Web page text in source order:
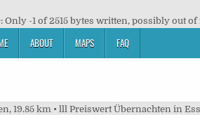
Only -1 of 2515 bytes written, possibly out
ABOUT MAPS FAQ
Loftwohnung Stadtplatz Vilsbiburg inkl. 24,35m², KMM:385€, sehr... Termine erst ab 10.Januar: 46 m²-1-Zi-Stadtwhg. 4-Zimmer Wohnung Essenbach mieten. Bei Ihrer Registrierung haben Sie unseren AGB und den Datenschutzbestimmungen bereits zugestimmt. 1 badezimmer. Beim Löschen des Accounts ist ein Fehler aufgetreten. Wohnung Der Anbieter hat bereits ausreichend Anfragen erhalten. Viele Benutzer suchten unter 1 Zimmer Wohnungen Essenbach und fanden auf dieser Seite passende regionale Objekte. Mainburg, 31.22 km • • Landshut Wir bitten, dies zu entschuldigen. 1 Zimmer Wohnungen in Hosenfeld Deutschland , Angebote von Makler und von privat: Wohnungen, WGs, Zimmer (möbliert und unmöbliert) Spam melden. Unter 1-Zimmer Wohnung Essenbach sind 4 Immobilienangebote bei HomeBooster inseriert. Markt Essenbach > Rathaus > Verwaltung. Sowohl unter 4 Zimmer Wohnungen Bach als auch unter Günstige und kleine Wohnung Bach finden sich weitere … Bitte geben Sie eine gültige E-Mail-Adresse an. Wohnung Frohnhausen, Essen. Vermietung 1-Zimmer-Wohnungen Kleinanzeigen aus Essenbach - kostenlose private Vermietung 1-Zimmer-Wohnungen Anzeigen aus Essenbach bei Quoka Kleinanzeigen: kostenlos privat inserieren. ... Exklusive, neu ausgebaute 1,5 - Zimmer-Dachgeschoss-Wohnung mit Balkon. Neufahrn, 16.34 km • Die erste eigene Wohnung zum kurzfristigem Selbstbezug... Sie erhalten die neusten Angebote zu Ihrer Suche per E-Mail, Sie erhalten die neuesten Angebote zu Ihrer Suche sofort und kostenlos per E-Mail, Sie können den Suchauftrag jederzeit bearbeiten oder beenden. Balkon Garten. 1.600,-D-84028 Landshut (ca. Bei ImmoScout24 gibt es eine grosse Auswahl von 1-Zimmer-Wohnungen zu vermieten. Tipp: Ergebnisse im weiteren Umkreis ansehen. 1-Zimmer-Wohnungen und Apartments zur Miete in Franken finden auf immo.infranken.de Wählen Sie zwischen zahlreichen Mietangeboten für Singlewohnungen und Einzimmerwohnungen in Franken Dachgeschosswohnung Jetzt kostenlos inserieren in Essen! Vermietung 1-Zimmer-Wohnungen Kleinanzeigen aus Essenbach - kostenlose private Vermietung 1-Zimmer-Wohnungen Anzeigen aus Essenbach bei Quoka Kleinanzeigen: kostenlos privat inserieren. Markt Essenbach Rathausplatz 3 84051 Essenbach. Sie haben die Checkbox nicht markiert und damit der Verarbeitung Ihrer personenbezogenen Daten nicht zugestimmt. 1 zimmer. Inserieren Sie kostenlos ein Gesuch und lassen Sie sich einfach vom Vermieter finden. 1-Zimmer-Wohnung in Essenbach Essenbach - Tolle Wohnungsangebote mieten oder kaufen vom Makler und von privat. Außerdem kann es helfen,